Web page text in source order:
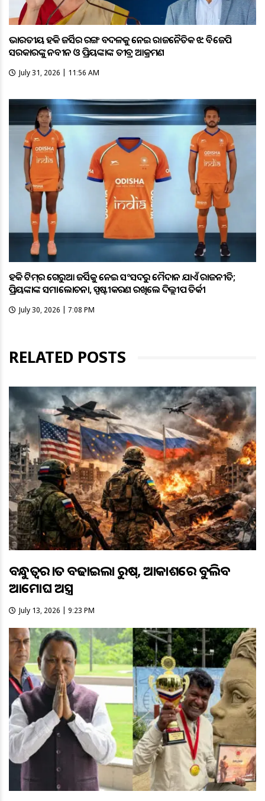
ଭାରତୀୟ ହକି ଜର୍ସିର ରଙ୍ଗ ବଦଳକୁ ନେଇ ରାଜନୈତିକ ଝଡ଼: ବିଜେପି
ସରକାରଙ୍କୁ ନବୀନ ଓ ପ୍ରିୟଙ୍କାଙ୍କ ତୀବ୍ର ଆକ୍ରମଣ
July 31, 2026 | 11:56 AM
ହକି ଟିମ୍‌ର ଗେରୁଆ ଜର୍ସିକୁ ନେଇ ସଂସଦରୁ ମୈଦାନ ଯାଏଁ ରାଜନୀତି;
ପ୍ରିୟଙ୍କାଙ୍କ ସମାଲୋଚନା, ସ୍ପଷ୍ଟୀକରଣ ରଖିଲେ ଦିଲ୍ଲୀପ ତିର୍କୀ
July 30, 2026 | 7:08 PM
RELATED POSTS
ବନ୍ଧୁତ୍ବର ହାତ ବଢାଇଲା ରୁଷ୍, ଆକାଶରେ ବୁଲିବ
ଆମୋଘ ଅସ୍ତ୍ର
July 13, 2026 | 9:23 PM